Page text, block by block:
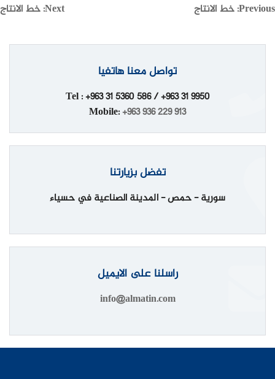
تصفّح
المقالات
Previous: خط الانتاج Next: خط الانتاج
تواصل معنا هاتفيا
Tel : +963 31 5360 586 / +963 31 9950
Mobile:+963 936 229 913
تفضل بزيارتنا
سورية - حمص - المدينة الصناعية في حسياء
راسلنا على الايميل
info@almatin.com